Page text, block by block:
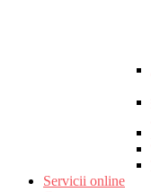
Servicii online